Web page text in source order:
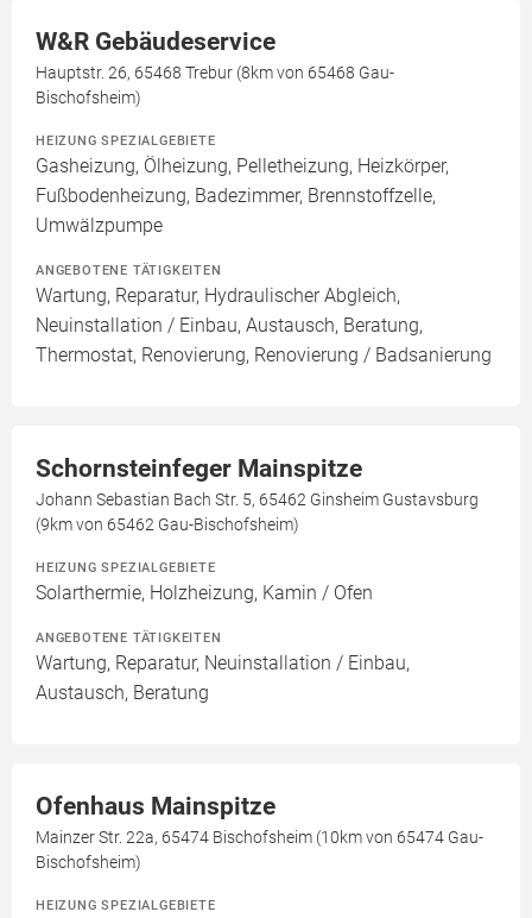
W&R Gebäudeservice
Hauptstr. 26, 65468 Trebur (8km von 65468 Gau-
Bischofsheim)
HEIZUNG SPEZIALGEBIETE
Gasheizung, Ölheizung, Pelletheizung, Heizkörper,
Fußbodenheizung, Badezimmer, Brennstoffzelle,
Umwälzpumpe
ANGEBOTENE TÄTIGKEITEN
Wartung, Reparatur, Hydraulischer Abgleich,
Neuinstallation / Einbau, Austausch, Beratung,
Thermostat, Renovierung, Renovierung / Badsanierung
Schornsteinfeger Mainspitze
Johann Sebastian Bach Str. 5, 65462 Ginsheim Gustavsburg
(9km von 65462 Gau-Bischofsheim)
HEIZUNG SPEZIALGEBIETE
Solarthermie, Holzheizung, Kamin / Ofen
ANGEBOTENE TÄTIGKEITEN
Wartung, Reparatur, Neuinstallation / Einbau,
Austausch, Beratung
Ofenhaus Mainspitze
Mainzer Str. 22a, 65474 Bischofsheim (10km von 65474 Gau-
Bischofsheim)
HEIZUNG SPEZIALGEBIETE